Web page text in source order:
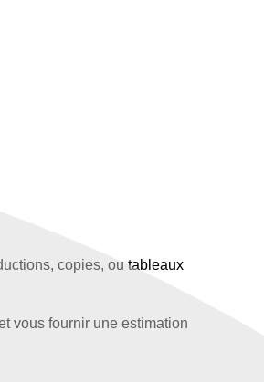
copies, ou tableaux
vous fournir une estimation